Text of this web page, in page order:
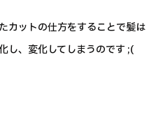
カットの仕方をすることで髪は
し、変化してしまうのです ;(